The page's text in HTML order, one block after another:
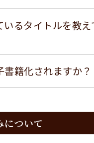
るタイトルを教え
籍化されますか？
について